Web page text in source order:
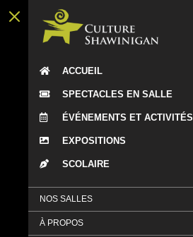
ACCUEIL
SPECTACLES EN SALLE
ÉVÉNEMENTS ET ACTIVITÉS
EXPOSITIONS
SCOLAIRE
NOS SALLES
À PROPOS